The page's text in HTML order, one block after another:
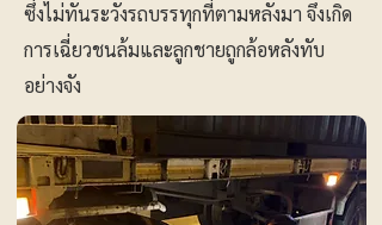
ซึ่งไม่ทันระวังรถบรรทุกที่ตามหลังมา จึงเกิด
การเฉี่ยวชนล้มและลูกชายถูกล้อหลังทับ
อย่างจัง